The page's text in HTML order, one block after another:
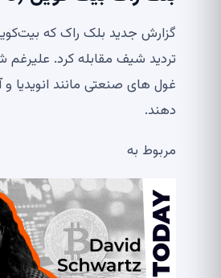
غول های صنعتی مانند انویدیا
دهند.
مربوط به